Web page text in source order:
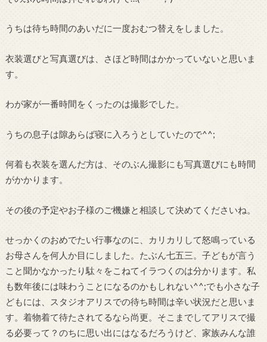
うちは待ち時間のあいだに一度おむつ替えをしました。
衣装選びと写真選びは、さほど時間はかかっていないと思いま
す。
わが家が一番時間をくったのは撮影でした。
うちの息子は隙あらば寝に入ろうとしていたので^^;
何着も衣装を選んだ方は、そのぶん撮影にも写真選びにも時間
がかかります。
その後の予定やお子様のご機嫌と相談して決めてくださいね。
せっかくのおめでたい行事なのに、カリカリして怒鳴っている
お母さんを何人か目にしました。たぶん七五三。子どもが言う
こと聞かなかったり駄々をこねてイラつくのは分かります。私
も数年後には味わうことになるのかもしれない^^;でも小さな子
どもには、スタジオアリスでの待ち時間は辛い状況だと思いま
す。着物着て待たされてるなら尚更。そこまでしてアリスで撮
る必要って？のちに思い出にはなるだろうけど、家族みんな誰